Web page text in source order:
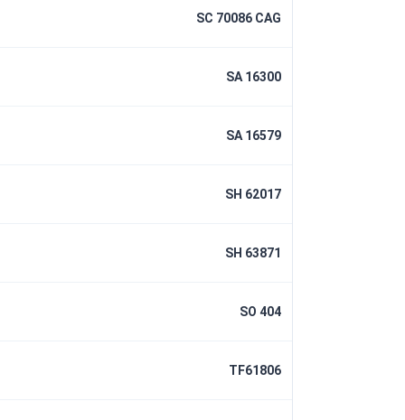
SC 70086 CAG
SA 16300
SA 16579
SH 62017
SH 63871
SO 404
TF61806